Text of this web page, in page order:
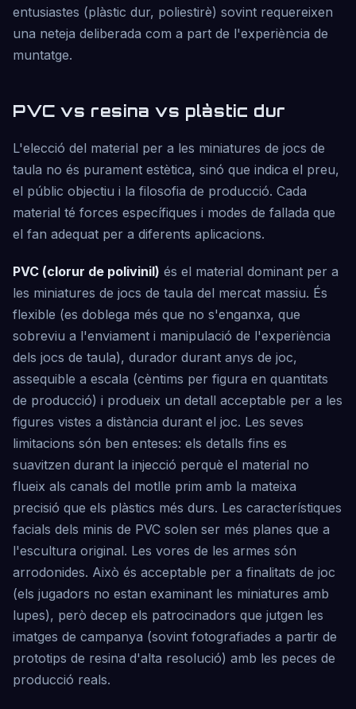
entusiastes (plàstic dur, poliestirè) sovint requereixen
una neteja deliberada com a part de l'experiència de
muntatge.
PVC vs resina vs plàstic dur
L'elecció del material per a les miniatures de jocs de
taula no és purament estètica, sinó que indica el preu,
el públic objectiu i la filosofia de producció. Cada
material té forces específiques i modes de fallada que
el fan adequat per a diferents aplicacions.
PVC (clorur de polivinil) és el material dominant per a
les miniatures de jocs de taula del mercat massiu. És
flexible (es doblega més que no s'enganxa, que
sobreviu a l'enviament i manipulació de l'experiència
dels jocs de taula), durador durant anys de joc,
assequible a escala (cèntims per figura en quantitats
de producció) i produeix un detall acceptable per a les
figures vistes a distància durant el joc. Les seves
limitacions són ben enteses: els detalls fins es
suavitzen durant la injecció perquè el material no
flueix als canals del motlle prim amb la mateixa
precisió que els plàstics més durs. Les característiques
facials dels minis de PVC solen ser més planes que a
l'escultura original. Les vores de les armes són
arrodonides. Això és acceptable per a finalitats de joc
(els jugadors no estan examinant les miniatures amb
lupes), però decep els patrocinadors que jutgen les
imatges de campanya (sovint fotografiades a partir de
prototips de resina d'alta resolució) amb les peces de
producció reals.